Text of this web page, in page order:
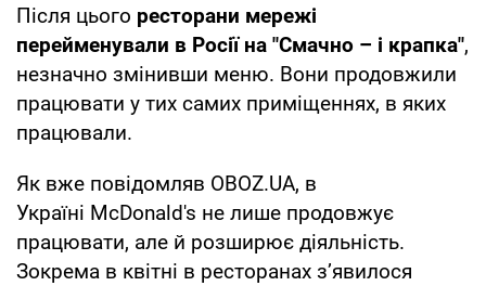
Після цього ресторани мережі
перейменували в Росії на "Смачно – і крапка",
незначно змінивши меню. Вони продовжили
працювати у тих самих приміщеннях, в яких
працювали.
Як вже повідомляв OBOZ.UA, в
Україні McDonald's не лише продовжує
працювати, але й розширює діяльність.
Зокрема в квітні в ресторанах зʼявилося